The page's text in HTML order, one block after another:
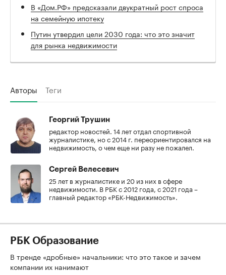
В «Дом.РФ» предсказали двукратный рост спроса
на семейную ипотеку
Путин утвердил цели 2030 года: что это значит
для рынка недвижимости
Авторы Теги
Георгий Трушин
редактор новостей. 14 лет отдал спортивной
журналистике, но с 2014 г. переориентировался на
недвижимость, о чем еще ни разу не пожалел.
Сергей Велесевич
25 лет в журналистике и 20 из них в сфере
недвижимости. В РБК с 2012 года, с 2021 года –
главный редактор «РБК-Недвижимость».
РБК Образование
В тренде «дробные» начальники: что это такое и зачем
компании их нанимают